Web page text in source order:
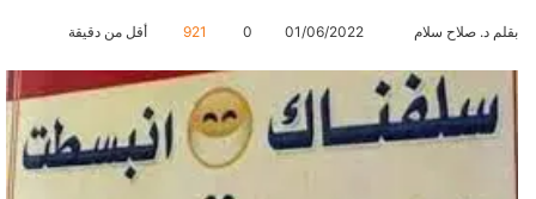
بقلم د. صلاح سلام
س
ل
ب
01/06/2022
0
921 أقل من دقيقة